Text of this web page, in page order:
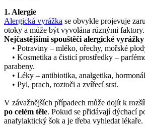
1. Alergie
Alergická vyrážka se obvykle projevuje
otoky a může být vyvolána různými faktory.
Nejčastějšími spouštěči alergické vyrážky
• Potraviny – mléko, ořechy, mořské
• Kosmetika a čisticí prostředky –
parabeny.
• Léky – antibiotika, analgetika,
• Pyl, prach, roztoči a zvířecí srst.
V závažnějších případech může dojít k
po celém těle. Pokud se přidávají dýchací
anafylaktický šok a je třeba vyhledat lékaře.